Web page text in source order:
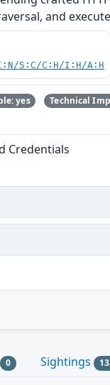
and
S:C/C:H/I:H/A:H
yes Technical
Credentials
0 Sightings